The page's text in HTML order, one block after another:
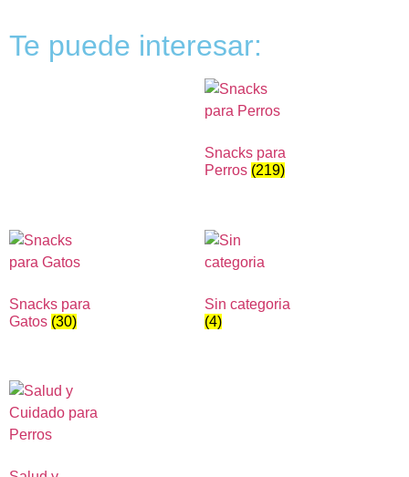
Te puede interesar:
Snacks para
Perros (219)
Snacks para
Gatos (30)
Sin categoria
(4)